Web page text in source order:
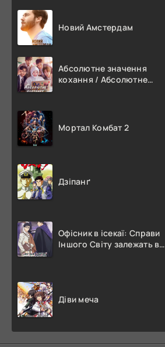
Новий Амстердам
Абсолютне значення
кохання / Абсолютне
Мортал Комбат 2
Дзіпанґ
Офісник в ісекаї: Справи
Іншого Світу залежать від
Діви меча